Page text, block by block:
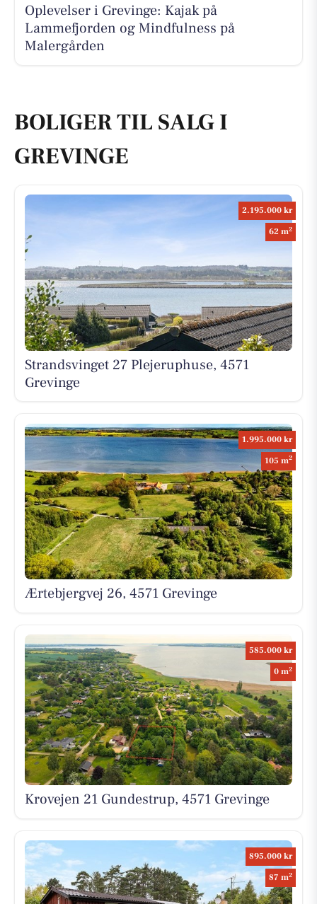
Oplevelser i Grevinge: Kajak på
Lammefjorden og Mindfulness på
Malergården
BOLIGER TIL SALG I
GREVINGE
2.195.000 kr
62 m2
Strandsvinget 27 Plejeruphuse, 4571
Grevinge
1.995.000 kr
105 m2
Ærtebjergvej 26, 4571 Grevinge
585.000 kr
0 m2
Krovejen 21 Gundestrup, 4571 Grevinge
895.000 kr
87 m2